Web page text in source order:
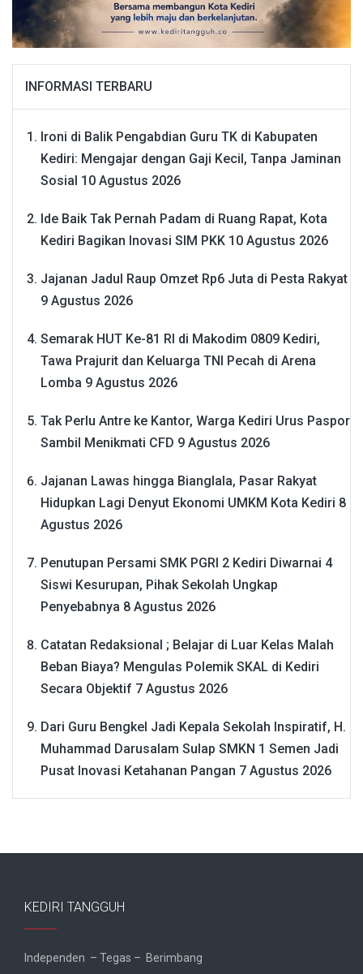
INFORMASI TERBARU
Ironi di Balik Pengabdian Guru TK di Kabupaten
Kediri: Mengajar dengan Gaji Kecil, Tanpa Jaminan
Sosial 10 Agustus 2026
Ide Baik Tak Pernah Padam di Ruang Rapat, Kota
Kediri Bagikan Inovasi SIM PKK 10 Agustus 2026
Jajanan Jadul Raup Omzet Rp6 Juta di Pesta Rakyat
9 Agustus 2026
Semarak HUT Ke-81 RI di Makodim 0809 Kediri,
Tawa Prajurit dan Keluarga TNI Pecah di Arena
Lomba 9 Agustus 2026
Tak Perlu Antre ke Kantor, Warga Kediri Urus Paspor
Sambil Menikmati CFD 9 Agustus 2026
Jajanan Lawas hingga Bianglala, Pasar Rakyat
Hidupkan Lagi Denyut Ekonomi UMKM Kota Kediri 8
Agustus 2026
Penutupan Persami SMK PGRI 2 Kediri Diwarnai 4
Siswi Kesurupan, Pihak Sekolah Ungkap
Penyebabnya 8 Agustus 2026
Catatan Redaksional ; Belajar di Luar Kelas Malah
Beban Biaya? Mengulas Polemik SKAL di Kediri
Secara Objektif 7 Agustus 2026
Dari Guru Bengkel Jadi Kepala Sekolah Inspiratif, H.
Muhammad Darusalam Sulap SMKN 1 Semen Jadi
Pusat Inovasi Ketahanan Pangan 7 Agustus 2026
KEDIRI TANGGUH
Independen – Tegas – Berimbang